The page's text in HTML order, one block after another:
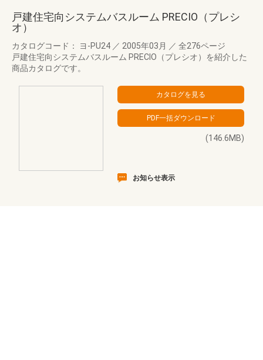
戸建住宅向システムバスルーム PRECIO（プレシ
オ）
カタログコード： ヨ-PU24 ／ 2005年03月 ／ 全276ページ
戸建住宅向システムバスルーム PRECIO（プレシオ）を紹介した
商品カタログです。
(146.6MB)
お知らせ表示